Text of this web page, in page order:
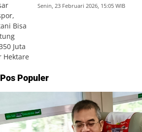
Petani Bisa Untung Rp350 Juta per
Senin, 23 Februari 2026, 15:05 WIB
Pos Populer